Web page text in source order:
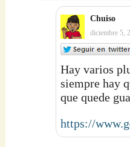
Chuiso
diciembre 5,
Hay varios
siempre hay
que quede
https://